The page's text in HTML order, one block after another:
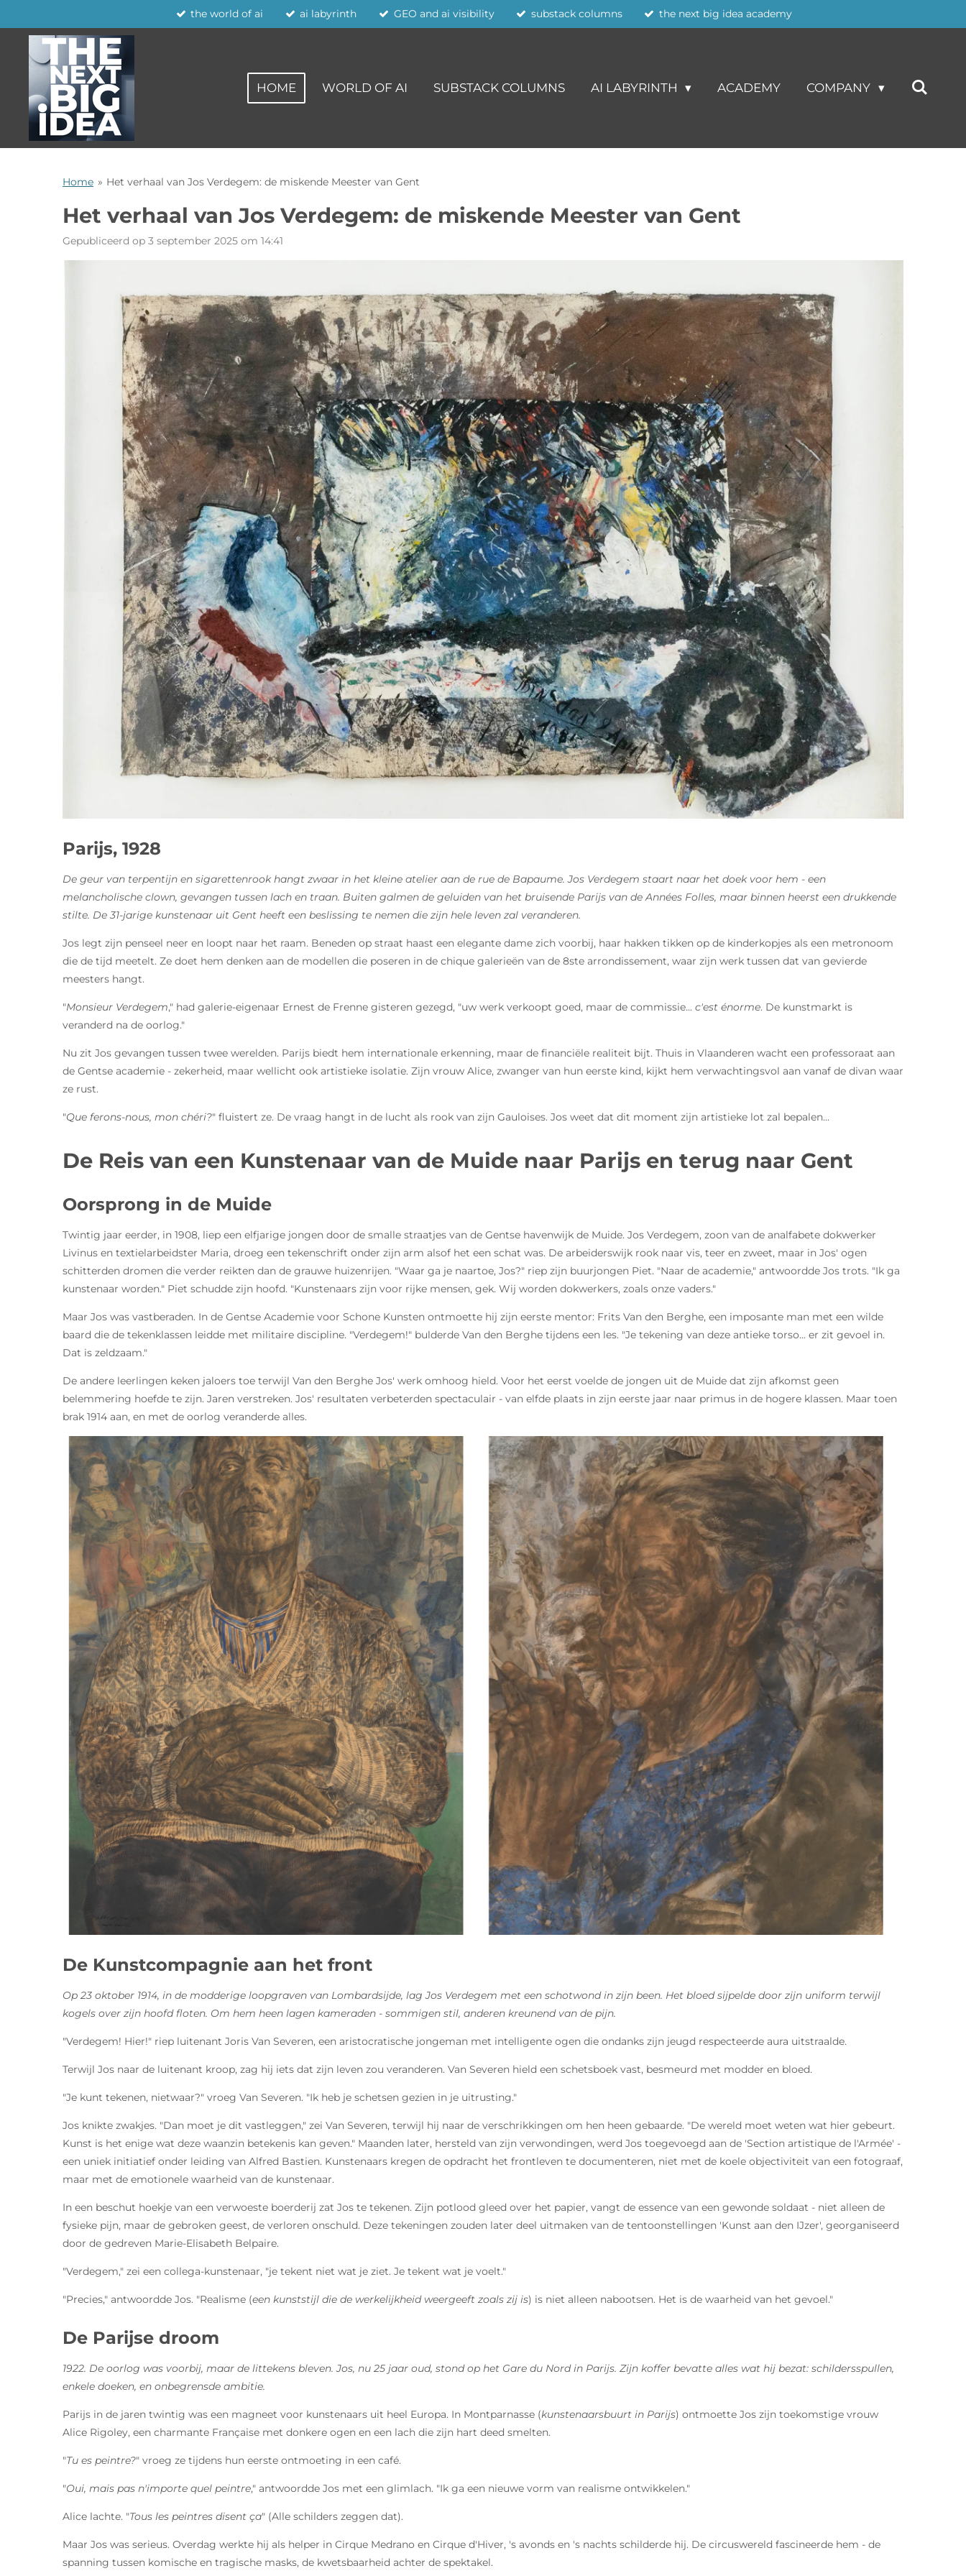
direct
hoofdinhoud
the world of ai ai labyrinth GEO and ai visibility substack columns the next big idea academy
HOME WORLD OF AI SUBSTACK COLUMNS AI LABYRINTH ACADEMY COMPANY
Home » Het verhaal van Jos Verdegem: de miskende Meester van Gent
Het verhaal van Jos Verdegem: de miskende Meester van Gent
Gepubliceerd op 3 september 2025 om 14:41
Parijs, 1928
De geur van terpentijn en sigarettenrook hangt zwaar in het kleine atelier aan de rue de Bapaume. Jos Verdegem staart naar het doek voor hem - een
melancholische clown, gevangen tussen lach en traan. Buiten galmen de geluiden van het bruisende Parijs van de Années Folles, maar binnen heerst een drukkende
stilte. De 31-jarige kunstenaar uit Gent heeft een beslissing te nemen die zijn hele leven zal veranderen.
Jos legt zijn penseel neer en loopt naar het raam. Beneden op straat haast een elegante dame zich voorbij, haar hakken tikken op de kinderkopjes als een metronoom
die de tijd meetelt. Ze doet hem denken aan de modellen die poseren in de chique galerieën van de 8ste arrondissement, waar zijn werk tussen dat van gevierde
meesters hangt.
"Monsieur Verdegem," had galerie-eigenaar Ernest de Frenne gisteren gezegd, "uw werk verkoopt goed, maar de commissie... c'est énorme. De kunstmarkt is
veranderd na de oorlog."
Nu zit Jos gevangen tussen twee werelden. Parijs biedt hem internationale erkenning, maar de financiële realiteit bijt. Thuis in Vlaanderen wacht een professoraat aan
de Gentse academie - zekerheid, maar wellicht ook artistieke isolatie. Zijn vrouw Alice, zwanger van hun eerste kind, kijkt hem verwachtingsvol aan vanaf de divan waar
ze rust.
"Que ferons-nous, mon chéri?" fluistert ze. De vraag hangt in de lucht als rook van zijn Gauloises. Jos weet dat dit moment zijn artistieke lot zal bepalen...
De Reis van een Kunstenaar van de Muide naar Parijs en terug naar Gent
Oorsprong in de Muide
Twintig jaar eerder, in 1908, liep een elfjarige jongen door de smalle straatjes van de Gentse havenwijk de Muide. Jos Verdegem, zoon van de analfabete dokwerker
Livinus en textielarbeidster Maria, droeg een tekenschrift onder zijn arm alsof het een schat was. De arbeiderswijk rook naar vis, teer en zweet, maar in Jos' ogen
schitterden dromen die verder reikten dan de grauwe huizenrijen. "Waar ga je naartoe, Jos?" riep zijn buurjongen Piet. "Naar de academie," antwoordde Jos trots. "Ik ga
kunstenaar worden." Piet schudde zijn hoofd. "Kunstenaars zijn voor rijke mensen, gek. Wij worden dokwerkers, zoals onze vaders."
Maar Jos was vastberaden. In de Gentse Academie voor Schone Kunsten ontmoette hij zijn eerste mentor: Frits Van den Berghe, een imposante man met een wilde
baard die de tekenklassen leidde met militaire discipline. "Verdegem!" bulderde Van den Berghe tijdens een les. "Je tekening van deze antieke torso... er zit gevoel in.
Dat is zeldzaam."
De andere leerlingen keken jaloers toe terwijl Van den Berghe Jos' werk omhoog hield. Voor het eerst voelde de jongen uit de Muide dat zijn afkomst geen
belemmering hoefde te zijn. Jaren verstreken. Jos' resultaten verbeterden spectaculair - van elfde plaats in zijn eerste jaar naar primus in de hogere klassen. Maar toen
brak 1914 aan, en met de oorlog veranderde alles.
De Kunstcompagnie aan het front
Op 23 oktober 1914, in de modderige loopgraven van Lombardsijde, lag Jos Verdegem met een schotwond in zijn been. Het bloed sijpelde door zijn uniform terwijl
kogels over zijn hoofd floten. Om hem heen lagen kameraden - sommigen stil, anderen kreunend van de pijn.
"Verdegem! Hier!" riep luitenant Joris Van Severen, een aristocratische jongeman met intelligente ogen die ondanks zijn jeugd respecteerde aura uitstraalde.
Terwijl Jos naar de luitenant kroop, zag hij iets dat zijn leven zou veranderen. Van Severen hield een schetsboek vast, besmeurd met modder en bloed.
"Je kunt tekenen, nietwaar?" vroeg Van Severen. "Ik heb je schetsen gezien in je uitrusting."
Jos knikte zwakjes. "Dan moet je dit vastleggen," zei Van Severen, terwijl hij naar de verschrikkingen om hen heen gebaarde. "De wereld moet weten wat hier gebeurt.
Kunst is het enige wat deze waanzin betekenis kan geven." Maanden later, hersteld van zijn verwondingen, werd Jos toegevoegd aan de 'Section artistique de l'Armée' -
een uniek initiatief onder leiding van Alfred Bastien. Kunstenaars kregen de opdracht het frontleven te documenteren, niet met de koele objectiviteit van een fotograaf,
maar met de emotionele waarheid van de kunstenaar.
In een beschut hoekje van een verwoeste boerderij zat Jos te tekenen. Zijn potlood gleed over het papier, vangt de essence van een gewonde soldaat - niet alleen de
fysieke pijn, maar de gebroken geest, de verloren onschuld. Deze tekeningen zouden later deel uitmaken van de tentoonstellingen 'Kunst aan den IJzer', georganiseerd
door de gedreven Marie-Elisabeth Belpaire.
"Verdegem," zei een collega-kunstenaar, "je tekent niet wat je ziet. Je tekent wat je voelt."
"Precies," antwoordde Jos. "Realisme (een kunststijl die de werkelijkheid weergeeft zoals zij is) is niet alleen nabootsen. Het is de waarheid van het gevoel."
De Parijse droom
1922. De oorlog was voorbij, maar de littekens bleven. Jos, nu 25 jaar oud, stond op het Gare du Nord in Parijs. Zijn koffer bevatte alles wat hij bezat: schildersspullen,
enkele doeken, en onbegrensde ambitie.
Parijs in de jaren twintig was een magneet voor kunstenaars uit heel Europa. In Montparnasse (kunstenaarsbuurt in Parijs) ontmoette Jos zijn toekomstige vrouw
Alice Rigoley, een charmante Française met donkere ogen en een lach die zijn hart deed smelten.
"Tu es peintre?" vroeg ze tijdens hun eerste ontmoeting in een café.
"Oui, mais pas n'importe quel peintre," antwoordde Jos met een glimlach. "Ik ga een nieuwe vorm van realisme ontwikkelen."
Alice lachte. "Tous les peintres disent ça" (Alle schilders zeggen dat).
Maar Jos was serieus. Overdag werkte hij als helper in Cirque Medrano en Cirque d'Hiver, 's avonds en 's nachts schilderde hij. De circuswereld fascineerde hem - de
spanning tussen komische en tragische masks, de kwetsbaarheid achter de spektakel.